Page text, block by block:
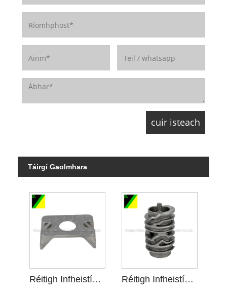
Táirgí Gaolmhara
Réitigh Infheistíochta Foam Caillte le haghaidh Lúibín Inneall Réitigh Infheistíochta Foam Caillte le haghaidh Shift Gear